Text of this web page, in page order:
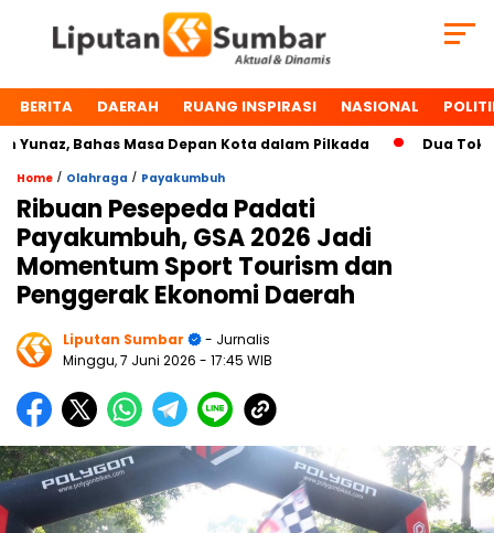
BERITA DAERAH RUANG INSPIRASI NASIONAL
Bahas Masa Depan Kota dalam Pilkada Dua Tokoh
Home / Olahraga / Payakumbuh
Ribuan Pesepeda Padati
Payakumbuh, GSA 2026 Jadi
Momentum Sport Tourism dan
Penggerak Ekonomi Daerah
Liputan Sumbar
- Jurnalis
Minggu, 7 Juni 2026 - 17:45 WIB